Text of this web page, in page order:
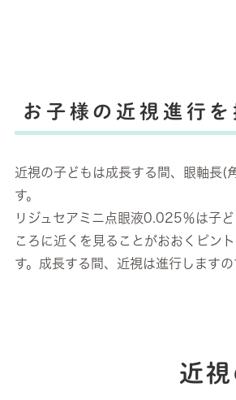
お子様の近視進行
近視の子どもは成長する間、眼軸長(
す。
リジュセアミニ点眼液0.025％は子
ころに近くを見ることがおおくピン
す。成長する間、近視は進行します
近